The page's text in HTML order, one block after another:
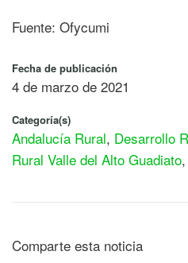
Fuente: Ofycumi
Fecha de publicación
4 de marzo de 2021
Categoría(s)
Andalucía Rural, Desarrollo
Rural Valle del Alto Guadiato,
Comparte esta noticia